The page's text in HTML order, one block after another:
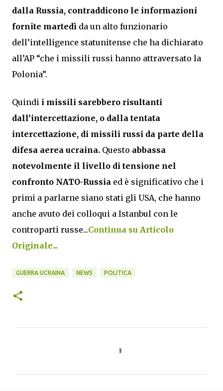
dalla Russia, contraddicono le informazioni
fornite martedì da un alto funzionario
dell’intelligence statunitense che ha dichiarato
all’AP “che i missili russi hanno attraversato la
Polonia”.
Quindi i missili sarebbero risultanti
dall’intercettazione, o dalla tentata
intercettazione, di missili russi da parte della
difesa aerea ucraina. Questo abbassa
notevolmente il livello di tensione nel
confronto NATO-Russia ed è significativo che i
primi a parlarne siano stati gli USA, che hanno
anche avuto dei colloqui a Istanbul con le
controparti russe...Continua su Articolo
Originale...
GUERRA UCRAINA NEWS POLITICA